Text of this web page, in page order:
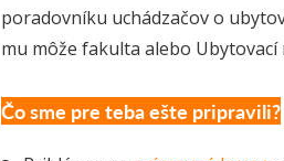
poradovníku uchádzačov o
mu môže fakulta alebo
Čo sme pre teba ešte pripravili?